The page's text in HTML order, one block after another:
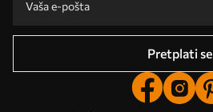
Pretplati se